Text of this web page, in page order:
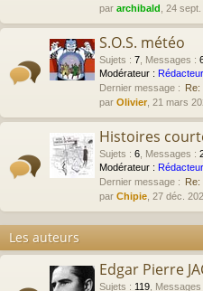
par archibald , 24
S.O.S. météo
Sujets : 7 Messages :
Modérateur :
Dernier message : Re:
par Olivier , 21 mars
Histoires
Sujets : 6 Messages :
Modérateur :
Dernier message : Re:
par Chipie , 27 déc.
Les auteurs
Edgar Pierre
Sujets : 119 Messages